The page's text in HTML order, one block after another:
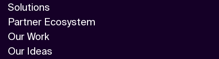
Solutions
Partner Ecosystem
Our Work
Our Ideas